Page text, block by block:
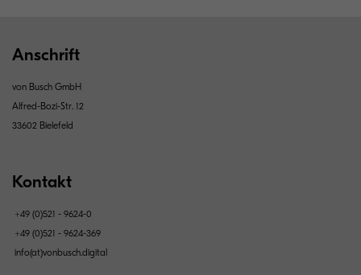
Anschrift
von Busch GmbH
Alfred-Bozi-Str. 12
33602 Bielefeld
Kontakt
+49 (0)521 - 9624-0
+49 (0)521 - 9624-369
info(at)vonbusch.digital